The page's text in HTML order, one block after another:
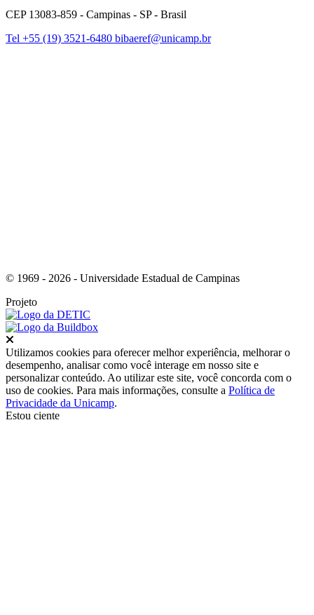
CEP 13083-859 - Campinas - SP - Brasil
Tel +55 (19) 3521-6480 bibaeref@unicamp.br
© 1969 - 2026 - Universidade Estadual de Campinas
Projeto
Utilizamos cookies para oferecer melhor experiência, melhorar o
desempenho, analisar como você interage em nosso site e
personalizar conteúdo. Ao utilizar este site, você concorda com o
uso de cookies. Para mais informações, consulte a Política de
Privacidade da Unicamp.
Estou ciente